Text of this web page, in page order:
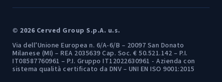
© 2026 Cerved Group S.p.A. u.s.
Via dell’Unione Europea n. 6/A-6/B – 20097 San Donato
Milanese (MI) – REA 2035639 Cap. Soc. € 50.521.142 – P.I.
IT08587760961 – P.I. Gruppo IT12022630961 - Azienda con
sistema qualità certificato da DNV – UNI EN ISO 9001:2015